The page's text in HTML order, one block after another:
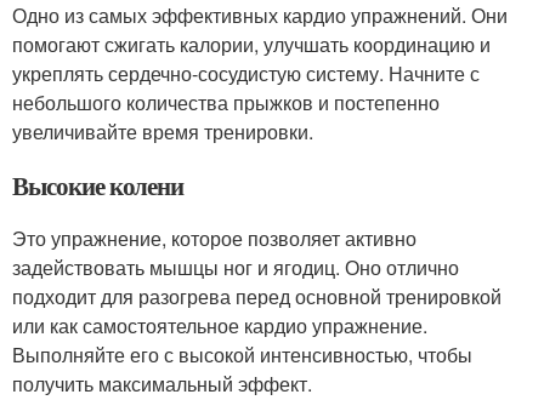
Одно из самых эффективных кардио упражнений. Они
помогают сжигать калории, улучшать координацию и
укреплять сердечно-сосудистую систему. Начните с
небольшого количества прыжков и постепенно
увеличивайте время тренировки.
Высокие колени
Это упражнение, которое позволяет активно
задействовать мышцы ног и ягодиц. Оно отлично
подходит для разогрева перед основной тренировкой
или как самостоятельное кардио упражнение.
Выполняйте его с высокой интенсивностью, чтобы
получить максимальный эффект.